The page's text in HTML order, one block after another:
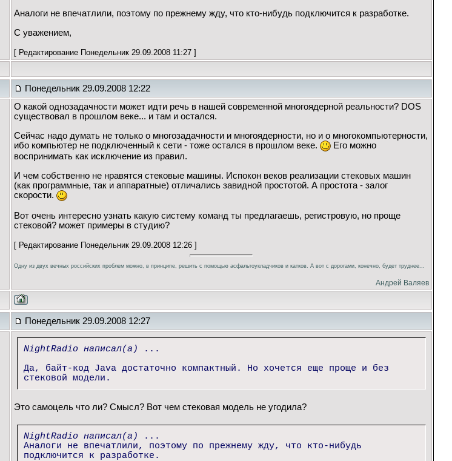
Аналоги не впечатлили, поэтому по прежнему жду, что кто-нибудь подключится к разработке.
С уважением,
[ Редактирование Понедельник 29.09.2008 11:27 ]
Понедельник 29.09.2008 12:22
О какой однозадачности может идти речь в нашей современной многоядерной реальности? DOS
существовал в прошлом веке... и там и остался.
Сейчас надо думать не только о многозадачности и многоядерности, но и о многокомпьютерности,
ибо компьютер не подключенный к сети - тоже остался в прошлом веке.
Его можно
воспринимать как исключение из правил.
И чем собственно не нравятся стековые машины. Испокон веков реализации стековых машин
(как программные, так и аппаратные) отличались завидной простотой. А простота - залог
скорости.
Вот очень интересно узнать какую систему команд ты предлагаешь, регистровую, но проще
стековой? может примеры в студию?
[ Редактирование Понедельник 29.09.2008 12:26 ]
Одну из двух вечных российских проблем можно, в принципе, решить с помощью асфальтоукладчиков и катков. А вот с дорогами, конечно, будет труднее...
Андрей Валяев
Понедельник 29.09.2008 12:27
NightRadio написал(а) ...
Да, байт-код Java достаточно компактный. Но хочется еще проще и без
стековой модели.
Это самоцель что ли? Смысл? Вот чем стековая модель не угодила?
NightRadio написал(а) ...
Аналоги не впечатлили, поэтому по прежнему жду, что кто-нибудь
подключится к разработке.